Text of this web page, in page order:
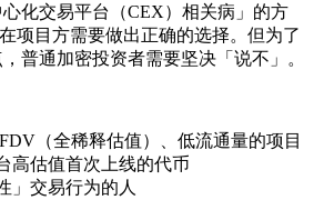
化交易平台（CEX）相关病」的方
目方需要做出正确的选择。但为了
普通加密投资者需要坚决「说不」。
（全稀释估值）、低流通量的项目
高估值首次上线的代币
」交易行为的人